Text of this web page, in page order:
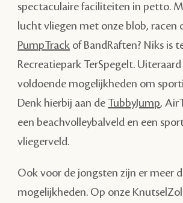
spectaculaire faciliteiten in petto.
lucht vliegen met onze blob, racen
PumpTrack of BandRaften? Niks is
Recreatiepark TerSpegelt.
voldoende mogelijkheden om
Denk hierbij aan de TubbyJump,
een beachvolleybalveld en een
vliegerveld.
Ook voor de jongsten zijn er meer
mogelijkheden. Op onze